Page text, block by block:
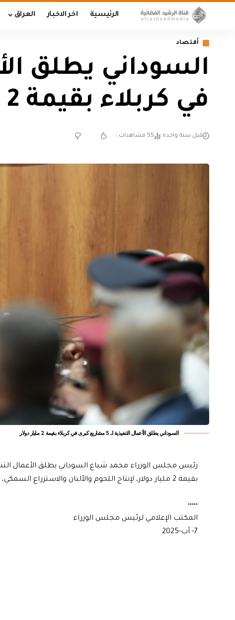
الرئيسية اخر الاخبار العراق
أقتصاد
في كربلاء بقيمة 2 مليار دولار
قبل سنة واحدة 55 مشاهدات
السوداني يطلق الأعمال التنفيذية لـ 5 مشاريع كبرى في كربلاء بقيمة 2 مليار دولار
بقيمة 2 مليار دولار، لإنتاج اللحوم والألبان والاستزراع السمكي، تابعةً لمصانع الاتحاد.
•••••
المكتب الإعلامي لرئيس مجلس الوزراء
7- آب-2025